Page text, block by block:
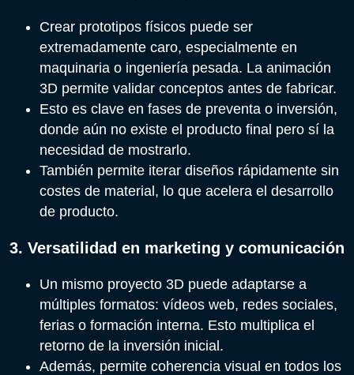
Crear prototipos físicos puede ser
extremadamente caro, especialmente en
maquinaria o ingeniería pesada. La animación
3D permite validar conceptos antes de fabricar.
Esto es clave en fases de preventa o inversión,
donde aún no existe el producto final pero sí la
necesidad de mostrarlo.
También permite iterar diseños rápidamente sin
costes de material, lo que acelera el desarrollo
de producto.
3. Versatilidad en marketing y comunicación
Un mismo proyecto 3D puede adaptarse a
múltiples formatos: vídeos web, redes sociales,
ferias o formación interna. Esto multiplica el
retorno de la inversión inicial.
Además, permite coherencia visual en todos los